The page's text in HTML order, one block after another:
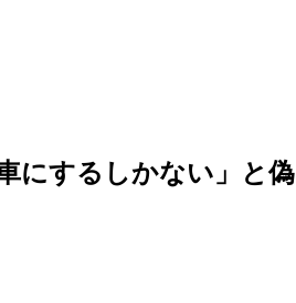
にするしかない」と偽